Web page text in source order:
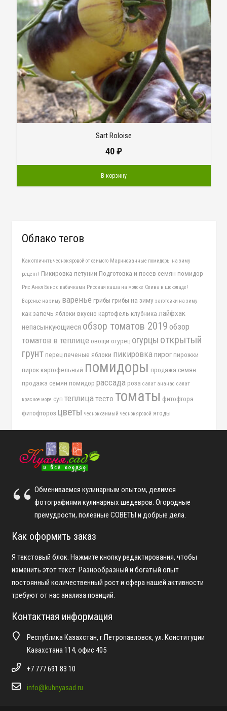
Sart Roloise
40₽
В корзину
Облако тегов
Как отличить чеснок яровой от озимого Маринованные помидоры на зиму
рецепт! Пикировка петунии Подготовка и посев семян помидор
Рис Анкл Бенс с кабачками Рисовая каша на молоке Слива в шоколаде!
Варенье на зиму варенье грибы грибы на зиму заготовки на зиму
как запечь яблоки вкусно картофель клубника лайфхак
непасынкующиеся обзор томатов 2019 обзор
томатов в теплице овощи огурец огурцы открытый
грунт перец печеные яблоки пикировка пирог пирожки
пирок картофельный помидоры продажа семян
продажа семян помидор рассада роза салат ананас салат
красное море суп теплица тесто томаты фитофтора
фитофтороз цветы чеснок озимый чеснок яровой ягоды
Обмениваемся кулинарным опытом, делимся
фотографиями кулинарных шедевров. Огородные
премудрости, полезные СОВЕТЫ и добрые дела.
Как оформить заказ
Я текстовый блок. Нажмите кнопку редактирования, чтобы
изменить этот текст. Разнообразный и богатый опыт
постоянный количественный рост и сфера нашей активности
требуют от нас анализа позиций.
Контактная информация
Республика Казахстан, г.Петропавловск, ул. Конституции
Казахстана 114, офис 405
+7 777 691 83 10
info@kuhnyasad.ru